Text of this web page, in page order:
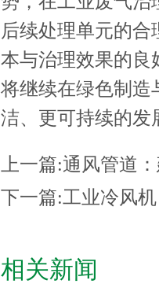
后续处理单元的
本与治理效果的良
将继续在绿色制造
洁、更可持续的发
上一篇:通风管道
下一篇:工业冷风
相关新闻